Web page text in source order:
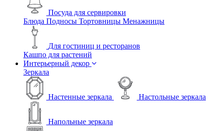
Посуда для сервировки
Блюда Подносы Тортовницы Менажницы
Для гостиниц и ресторанов
Кашпо для растений
Интерьерный декор
Зеркала
Настенные зеркала Настольные зеркала
Напольные зеркала